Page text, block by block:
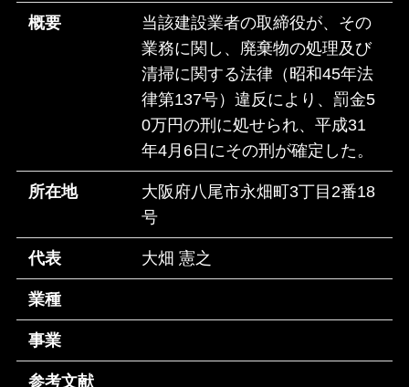
概要
当該建設業者の取締役が、その
業務に関し、廃棄物の処理及び
清掃に関する法律（昭和45年法
律第137号）違反により、罰金5
0万円の刑に処せられ、平成31
年4月6日にその刑が確定した。
所在地
大阪府八尾市永畑町3丁目2番18
号
代表 大畑 憲之
業種
事業
参考文献